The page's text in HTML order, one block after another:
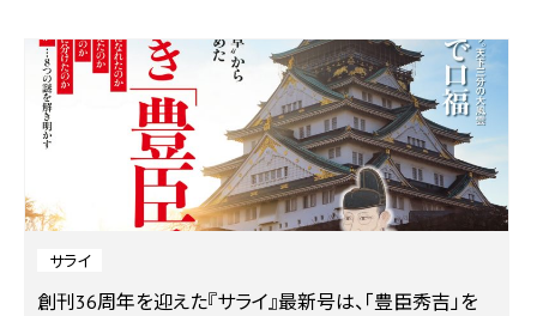
サライ
創刊36周年を迎えた『サライ』最新号は、「豊臣秀吉」を